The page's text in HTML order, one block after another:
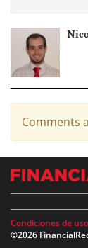
Comments
Condiciones de uso
©2026